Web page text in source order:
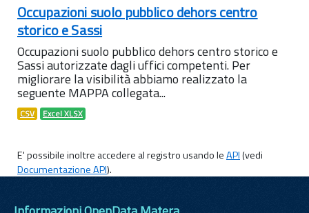
Occupazioni suolo pubblico dehors centro
storico e Sassi
Occupazioni suolo pubblico dehors centro storico e
Sassi autorizzate dagli uffici competenti. Per
migliorare la visibilità abbiamo realizzato la
seguente MAPPA collegata...
CSV Excel XLSX
E' possibile inoltre accedere al registro usando leAPI(vedi
Documentazione API).